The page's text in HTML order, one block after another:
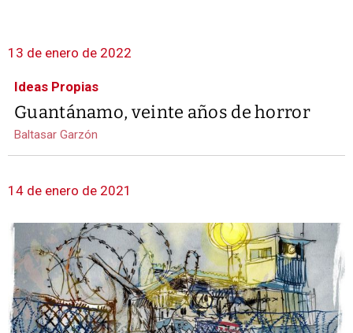
13 de enero de 2022
Ideas Propias
Guantánamo, veinte años de horror
Baltasar Garzón
14 de enero de 2021